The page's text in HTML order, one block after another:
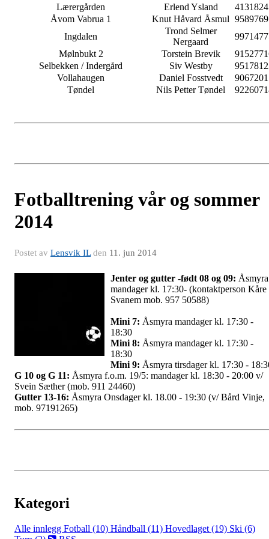
Lærergården
Erlend Ysland
Åvom Vabrua 1
Knut Håvard Åsmul
Ingdalen
Trond Selmer
Nergaard
Mølnbukt 2
Torstein Brevik
Selbekken / Indergård
Siv Westby
Vollahaugen
Daniel Fosstvedt
Tøndel
Nils Petter Tøndel
Fotballtrening vår og sommer
2014
Postet av Lensvik ILden 11. jun 2014
Jenter og gutter -født 08 og 09: Åsmyra
mandager kl. 17:30- (kontaktperson Kåre
Svanem mob. 957 50588)
Mini 7: Åsmyra mandager kl. 17:30 -
18:30
Mini 8: Åsmyra mandager kl. 17:30 -
18:30
Mini 9: Åsmyra tirsdager kl. 17:30 -
G 10 og G 11: Åsmyra f.o.m. 19/5: mandager kl. 18:30 - 20:00 v/
Svein Sæther (mob. 911 24460)
Gutter 13-16: Åsmyra Onsdager kl. 18.00 - 19:30 (v/ Bård Vinje,
mob. 97191265)
Kategori
Alle innlegg Fotball (10) Håndball (11) Hovedlaget (19) Ski (6)